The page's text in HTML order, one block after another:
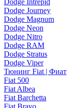
Dodge Intrepid
Dodge Journey
Dodge Magnum
Dodge Neon
Dodge Nitro
Dodge RAM
Dodge Stratus
Dodge Viper
Тюнинг Fiat | Фиат
Fiat 500
Fiat Albea
Fiat Barchetta
Fiat Bravo